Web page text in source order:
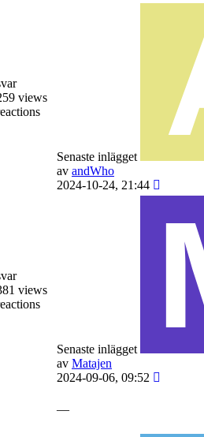
views
Senaste inlägget
av andWho
2024-10-24, 21:44
views
Senaste inlägget
av Matajen
2024-09-06, 09:52
—